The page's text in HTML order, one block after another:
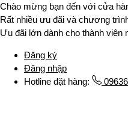
Chào mừng bạn đến với cửa
Rất nhiều ưu đãi và chương
Ưu đãi lớn dành cho thành viên
Đăng ký
Đăng nhập
Hotline đặt hàng: